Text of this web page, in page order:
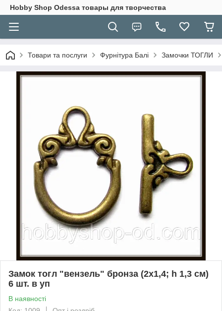
Hobbу Shop Odessa товары для творчества
Товари та послуги Фурнітура Балі Замочки ТОГЛИ
Замок тогл "вензель" бронза (2х1,4; h 1,3 см)
6 шт. в уп
В наявності